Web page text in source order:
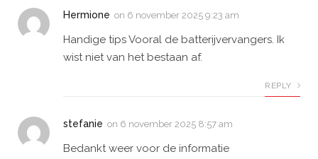
Hermione on 6 november 2025 9:23 am
Handige tips Vooral de batterijvervangers. Ik
wist niet van het bestaan af.
REPLY
stefanie on 6 november 2025 8:57 am
Bedankt weer voor de informatie